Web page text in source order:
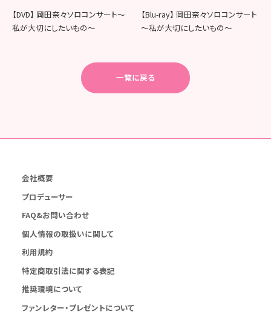
【DVD】 岡田奈々ソロコンサート～
私が大切にしたいもの～
【Blu-ray】 岡田奈々ソロコンサート
～私が大切にしたいもの～
一覧に戻る
会社概要
プロデューサー
FAQ&お問い合わせ
個人情報の取扱いに関して
利用規約
特定商取引法に関する表記
推奨環境について
ファンレター・プレゼントについて